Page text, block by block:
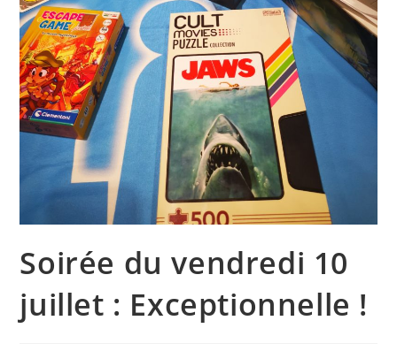
Soirée du vendredi 10
juillet : Exceptionnelle !